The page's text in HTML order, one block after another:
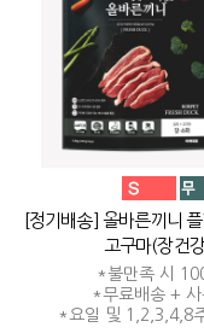
[정기배송] 올바른끼니
고구마(장건
*불만족 시
*무료배송 + 사
*요일 및 1,2,3,4,8